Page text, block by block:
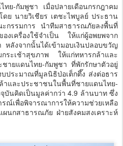
ทย-กัมพูชา เมื่อปลายเดือนกรกฎาคม
ย นายวิเชียร เตชะไพบูลย์ ประธาน
ะกรรมการ นำทีมสาธารณภัยลงพื้นที่
งเครื่องใช้จำเป็น ให้แก่ผู้อพยพจาก
ลังจากนั้นได้เข้ามอบเงินปลอบขวัญ
เช้าสุขภาพ ให้แก่ทหารกล้าและ
ชายแดนไทย-กัมพูชา ที่พักรักษาตัวอยู่
ระมาณที่มูลนิธิป่อเต็กตึ๊ง ส่งต่อธาร
าและประชาชนในพื้นที่ชายแดนไทย-
บันคิดเป็นมูลค่ากว่า 4.9 ล้านบาท ซึ่ง
พื่อพิจารณาการให้ความช่วยเหลือ
นกสาธารณภัย ฝ่ายสังคมสงเคราะห์